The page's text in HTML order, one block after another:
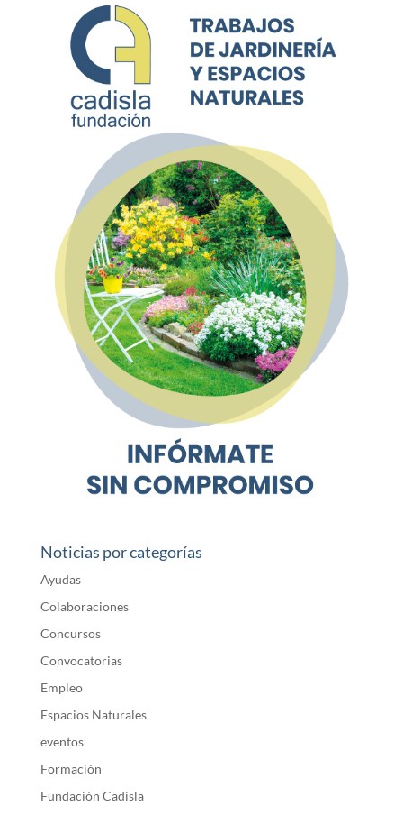
Noticias por categorías
Ayudas
Colaboraciones
Concursos
Convocatorias
Empleo
Espacios Naturales
eventos
Formación
Fundación Cadisla